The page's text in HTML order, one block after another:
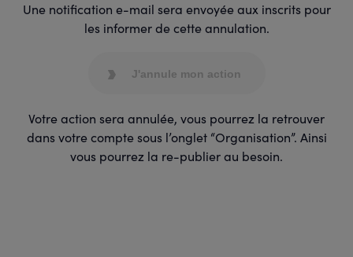
Une notification e-mail sera envoyée aux inscrits pour
les informer de cette annulation.
J'annule mon action
Votre action sera annulée, vous pourrez la retrouver
dans votre compte sous l’onglet “Organisation”. Ainsi
vous pourrez la re-publier au besoin.